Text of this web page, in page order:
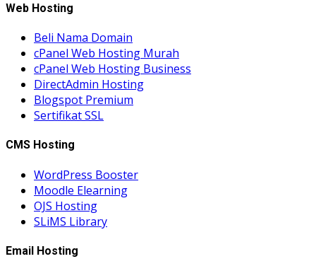
Web Hosting
Beli Nama Domain
cPanel Web Hosting Murah
cPanel Web Hosting Business
DirectAdmin Hosting
Blogspot Premium
Sertifikat SSL
CMS Hosting
WordPress Booster
Moodle Elearning
OJS Hosting
SLiMS Library
Email Hosting